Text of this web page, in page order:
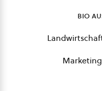
bio